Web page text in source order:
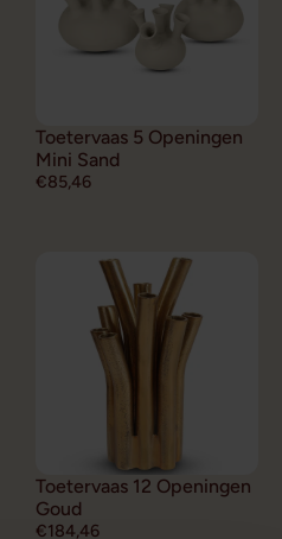
Toetervaas 5 Openingen
Mini Sand
€85,46
Toetervaas 12 Openingen
Goud
€184,46